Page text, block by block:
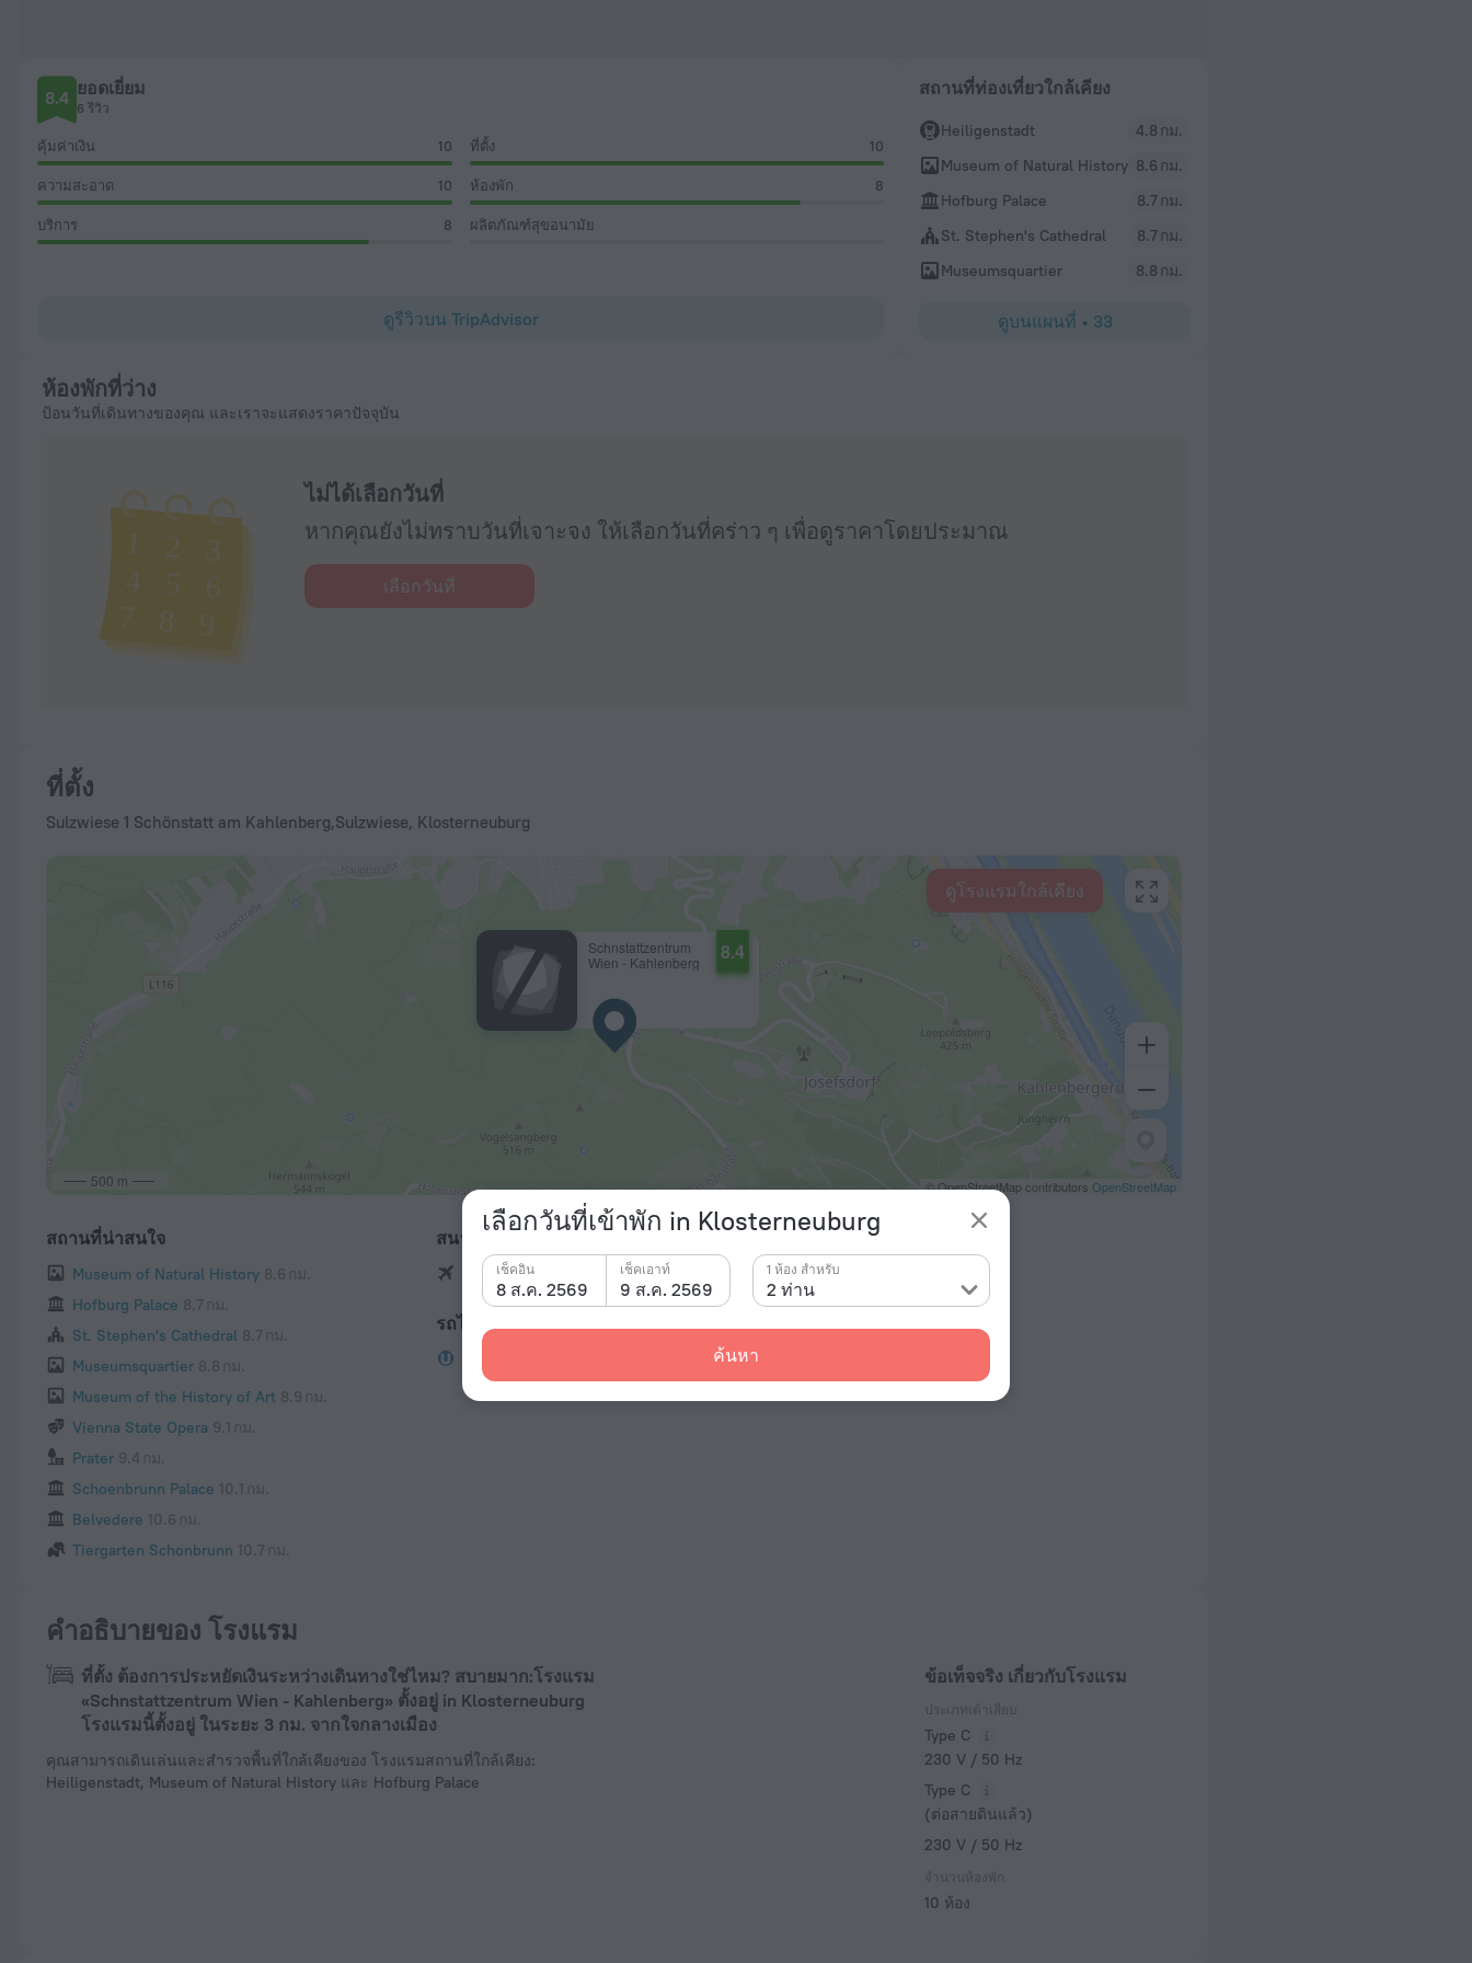
เลือกวันที่เข้าพัก in Klosterneuburg
8 ส.ค. 2569
เช็คอิน
9 ส.ค. 2569
เช็คเอาท์
2 ท่าน
1 ห้อง สำหรับ
ค้นหา
8.4 ยอดเยี่ยม
6 รีวิว
คุ้มค่าเงิน 10 ที่ตั้ง 10
ความสะอาด 10 ห้องพัก 8
บริการ 8 ผลิตภัณฑ์สุขอนามัย
ดูรีวิวบน TripAdvisor
สถานที่ท่องเที่ยวใกล้เคียง
Heiligenstadt
4.8 กม.
Museum of Natural History 8.6 กม.
Hofburg Palace
8.7 กม.
St. Stephen's Cathedral
8.7 กม.
Museumsquartier
8.8 กม.
ดูบนแผนที่ • 33
ห้องพักที่ว่าง
ป้อนวันที่เดินทางของคุณ และเราจะแสดงราคาปัจจุบัน
ไม่ได้เลือกวันที่
หากคุณยังไม่ทราบวันที่เจาะจง ให้เลือกวันที่คร่าว ๆ เพื่อดูราคาโดยประมาณ
เลือกวันที่
ที่ตั้ง
Sulzwiese 1 Schönstatt am Kahlenberg,Sulzwiese, Klosterneuburg
Schnstattzentrum
Wien - Kahlenberg
8.4
500 m © OpenStreetMap contributors OpenStreetMap
ดูโรงแรมใกล้เคียง
สถานที่น่าสนใจ
Museum of Natural History 8.6 กม.
Hofburg Palace 8.7 กม.
St. Stephen's Cathedral 8.7 กม.
Museumsquartier 8.8 กม.
Museum of the History of Art 8.9 กม.
Vienna State Opera 9.1 กม.
Prater 9.4 กม.
Schoenbrunn Palace 10.1 กม.
Belvedere 10.6 กม.
Tiergarten Schonbrunn 10.7 กม.
สนามบิน
Vienna International Airport 25.3 กม.
รถไฟใต้ดิน
คำอธิบายของ โรงแรม
ที่ตั้ง ต้องการประหยัดเงินระหว่างเดินทางใช่ไหม? สบายมาก:โรงแรม
«Schnstattzentrum Wien - Kahlenberg» ตั้งอยู่ in Klosterneuburg
โรงแรมนี้ตั้งอยู่ ในระยะ 3 กม. จากใจกลางเมือง
คุณสามารถเดินเล่นและสำรวจพื้นที่ใกล้เคียงของ โรงแรมสถานที่ใกล้เคียง:
Heiligenstadt, Museum of Natural History และ Hofburg Palace
ข้อเท็จจริง เกี่ยวกับโรงแรม
ประเภทเต้าเสียบ
Type C
230 V / 50 Hz
Type C
(ต่อสายดินแล้ว)
230 V / 50 Hz
จำนวนห้องพัก
10 ห้อง